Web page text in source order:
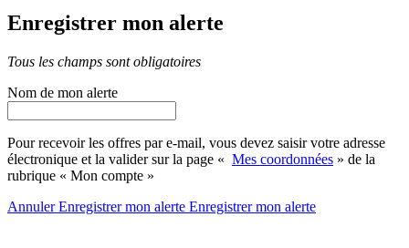
Enregistrer mon alerte
Tous les champs sont obligatoires
Nom de mon alerte
Pour recevoir les offres par e-mail, vous devez saisir votre adresse
électronique et la valider sur la page « Mes coordonnées » de la
rubrique « Mon compte »
AnnulerEnregistrer mon alerte Enregistrermon alerte